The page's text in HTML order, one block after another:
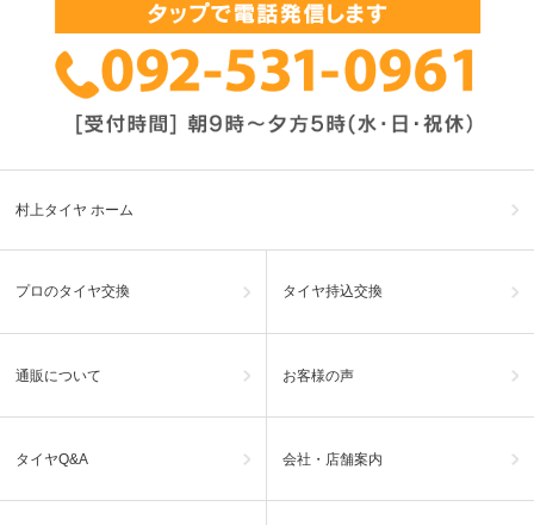
村上タイヤ ホーム
プロのタイヤ交換 タイヤ持込交換
通販について お客様の声
タイヤQ&A 会社・店舗案内